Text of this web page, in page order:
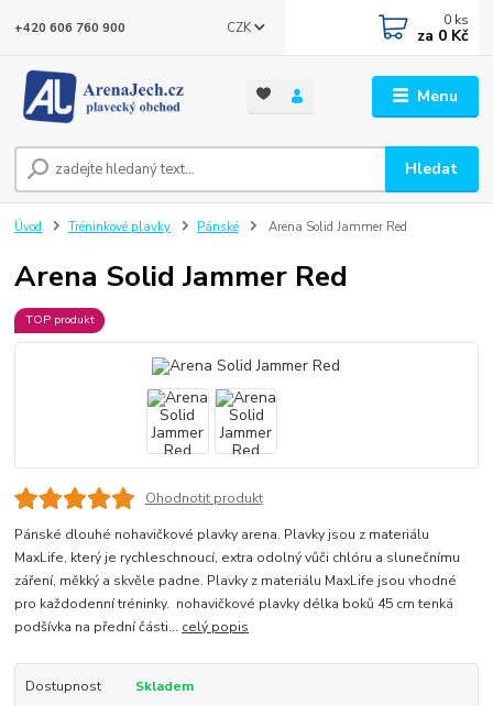
Menu
CZK
Hledat
+420 606 760 900 0 ks
za 0 Kč
Úvod Tréninkové plavky Pánské Arena Solid Jammer Red
Arena Solid Jammer Red
TOP produkt
Ohodnotit produkt
Pánské dlouhé nohavičkové plavky arena. Plavky jsou z materiálu
MaxLife, který je rychleschnoucí, extra odolný vůči chlóru a slunečnímu
záření, měkký a skvěle padne. Plavky z materiálu MaxLife jsou vhodné
pro každodenní tréninky. nohavičkové plavky délka boků 45 cm tenká
podšívka na přední části... celý popis
Dostupnost
Skladem